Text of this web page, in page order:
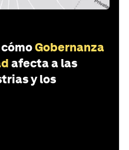
Gobernanza
afecta a las
y los